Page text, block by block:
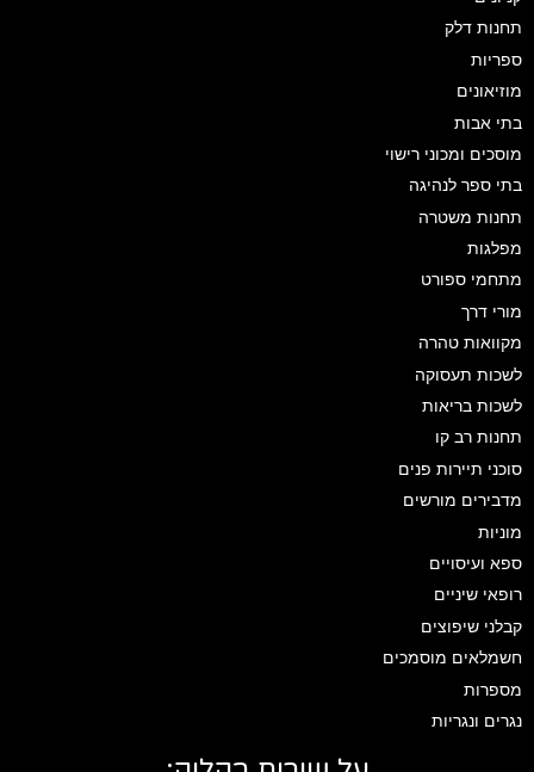
תחנות דלק
ספריות
מוזיאונים
בתי אבות
מוסכים ומכוני רישוי
בתי ספר לנהיגה
תחנות משטרה
מפלגות
מתחמי ספורט
מורי דרך
מקוואות טהרה
לשכות תעסוקה
לשכות בריאות
תחנות רב קו
סוכני תיירות פנים
מדבירים מורשים
מוניות
ספא ועיסויים
רופאי שיניים
קבלני שיפוצים
חשמלאים מוסמכים
מספרות
נגרים ונגריות